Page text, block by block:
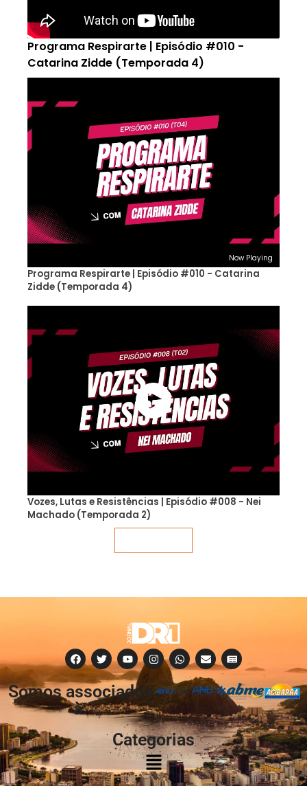
Programa Respirarte | Episódio #010 -
Catarina Zidde (Temporada 4)
Now Playing
Programa Respirarte | Episódio #010 - Catarina
Zidde (Temporada 4)
Vozes, Lutas e Resistências | Episódio #008 - Nei
Machado (Temporada 2)
Somos associados
à:
Categorias